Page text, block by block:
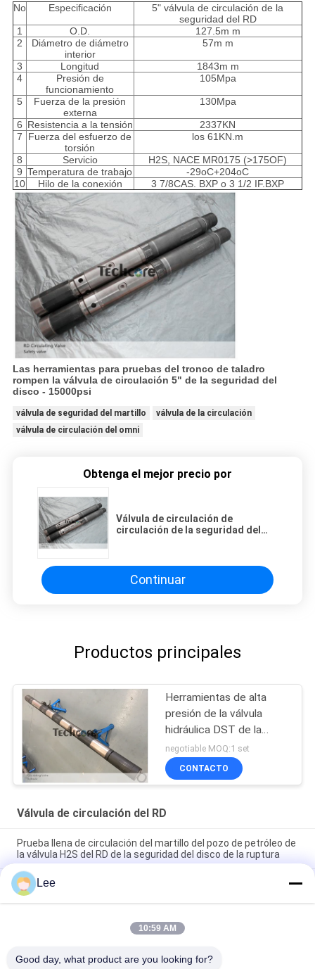
No
Especificación
5" válvula de circulación de la
seguridad del RD
1
O.D.
127.5m m
2
Diámetro de diámetro
interior
57m m
3 Longitud
1843m m
4
Presión de
funcionamiento
105Mpa
5
Fuerza de la presión
externa
130Mpa
6 Resistencia a la tensión
2337KN
7
Fuerza del esfuerzo de
torsión
los 61KN.m
8 Servicio
H2S, NACE MR0175 (>175OF)
9 Temperatura de trabajo
-29oC+204oC
10
Hilo de la conexión 3 7/8CAS. BXP o 3 1/2 IF.BXP
Las herramientas para pruebas del tronco de taladro
rompen la válvula de circulación 5" de la seguridad del
disco - 15000psi
válvula de seguridad del martillo
válvula de la circulación
válvula de circulación del omni
Obtenga el mejor precio por
Válvula de circulación de
circulación de la seguridad del
Continuar
Productos principales
Herramientas de alta
presión de la válvula
hidráulica DST de la
circulación de las
herramientas para
pruebas del tronco de
negotiable MOQ:1 set
CONTACTO
Válvula de circulación del RD
Prueba llena de circulación del martillo del pozo de petróleo de
la válvula H2S del RD de la seguridad del disco de la ruptura
Herramientas para pruebas de circulación del tronco de
taladro del acero de aleación de la válvula del RD del disco de la
ruptura
Válvula de circulación a presión interna del agujero abierto
Lee
10:59 AM
Good day, what product are you looking for?